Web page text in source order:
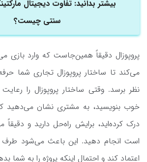
بیشتر بدانید: تفاوت دیجیتال
سنتی چیست؟
پروپوزال دقیقاً همین‌جاست که وارد
می‌کند تا ساختار پروپوزال تجاری شما
نظر برسد. وقتی ساختار پروپوزال را
خوب بنویسید، به مشتری نشان می‌دهید
درک کرده‌اید، برایش راه‌حل دارید و دقیقاً
است انجام دهید. این باعث می‌شود طرف
اعتماد کند و احتمال اینکه پروژه را به شما